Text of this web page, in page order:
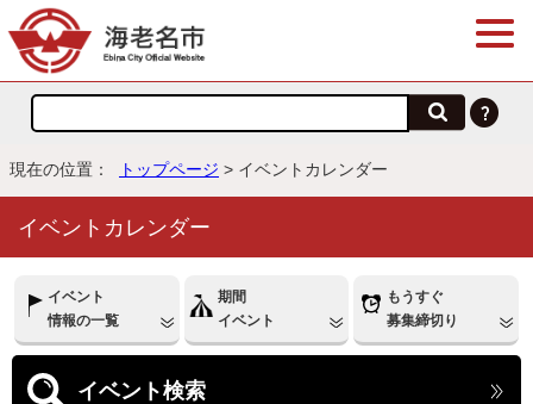
現在の位置： トップページ > イベントカレンダー
イベントカレンダー
イベント
情報の一覧
期間
イベント
もうすぐ
募集締切り
イベント検索